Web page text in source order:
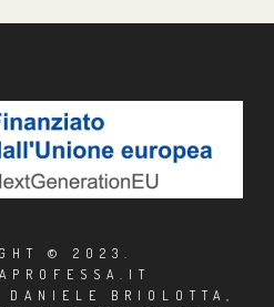
© 2023.
BRIOLOTTA,